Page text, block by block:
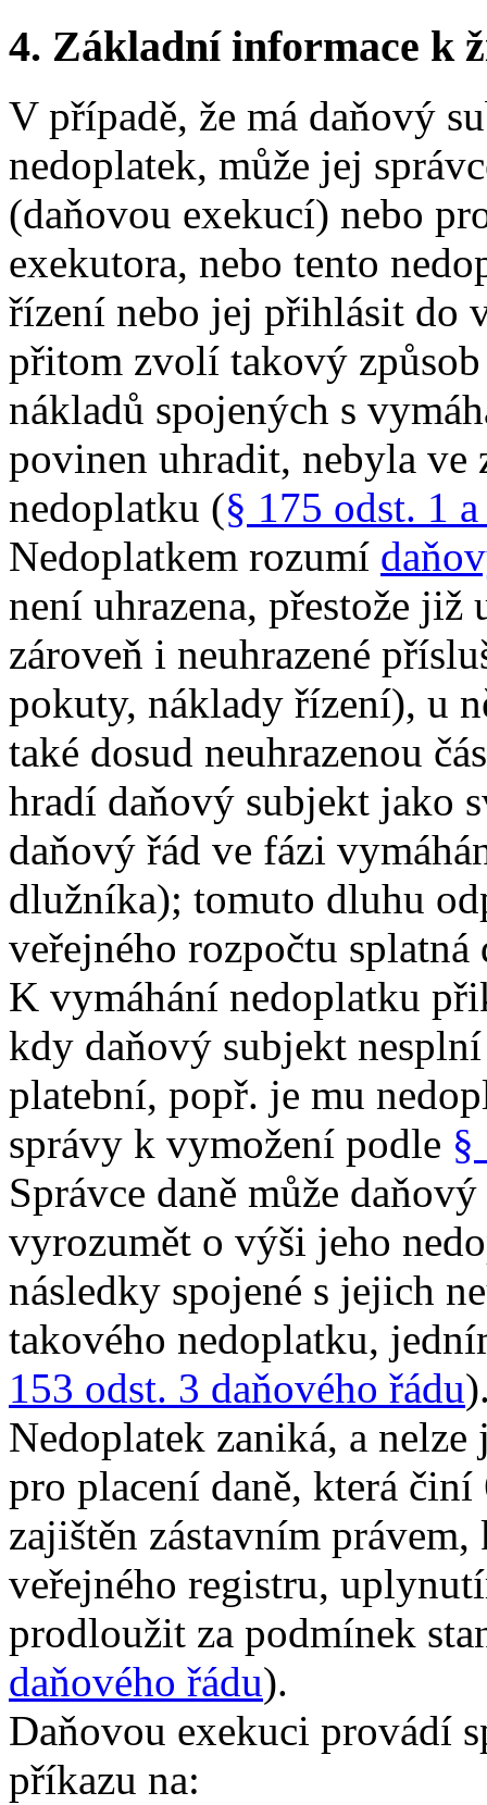
4. Základní informace k
V případě, že má daňový
nedoplatek, může jej
(daňovou exekucí) nebo
exekutora, nebo tento
řízení nebo jej přihlásit do
přitom zvolí takový
nákladů spojených s
povinen uhradit, nebyla ve
nedoplatku (§ 175 odst. 1
Nedoplatkem rozumí
není uhrazena, přestože
zároveň i neuhrazené
pokuty, náklady řízení), u
také dosud neuhrazenou
hradí daňový subjekt jako
daňový řád ve fázi
dlužníka); tomuto dluhu
veřejného rozpočtu splatná
K vymáhání nedoplatku
kdy daňový subjekt
platební, popř. je mu
správy k vymožení podle §
Správce daně může
vyrozumět o výši jeho
následky spojené s jejich
takového nedoplatku,
153 odst. 3 daňového řádu
Nedoplatek zaniká, a
pro placení daně, která
zajištěn zástavním
veřejného registru,
prodloužit za podmínek
daňového řádu).
Daňovou exekuci provádí
příkazu na: